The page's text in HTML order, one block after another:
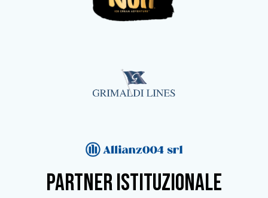
partner istituzionale